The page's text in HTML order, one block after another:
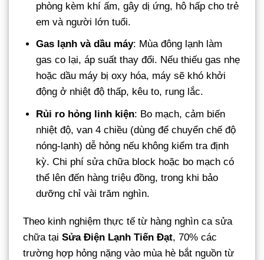
phòng kèm khí ấm, gây dị ứng, hô hấp cho trẻ
em và người lớn tuổi.
Gas lạnh và dầu máy: Mùa đông lạnh làm
gas co lại, áp suất thay đổi. Nếu thiếu gas nhẹ
hoặc dầu máy bị oxy hóa, máy sẽ khó khởi
động ở nhiệt độ thấp, kêu to, rung lắc.
Rủi ro hỏng linh kiện: Bo mạch, cảm biến
nhiệt độ, van 4 chiều (dùng để chuyển chế độ
nóng-lạnh) dễ hỏng nếu không kiểm tra định
kỳ. Chi phí sửa chữa block hoặc bo mạch có
thể lên đến hàng triệu đồng, trong khi bảo
dưỡng chỉ vài trăm nghìn.
Theo kinh nghiệm thực tế từ hàng nghìn ca sửa
chữa tại Sửa Điện Lạnh Tiến Đạt, 70% các
trường hợp hỏng nặng vào mùa hè bắt nguồn từ